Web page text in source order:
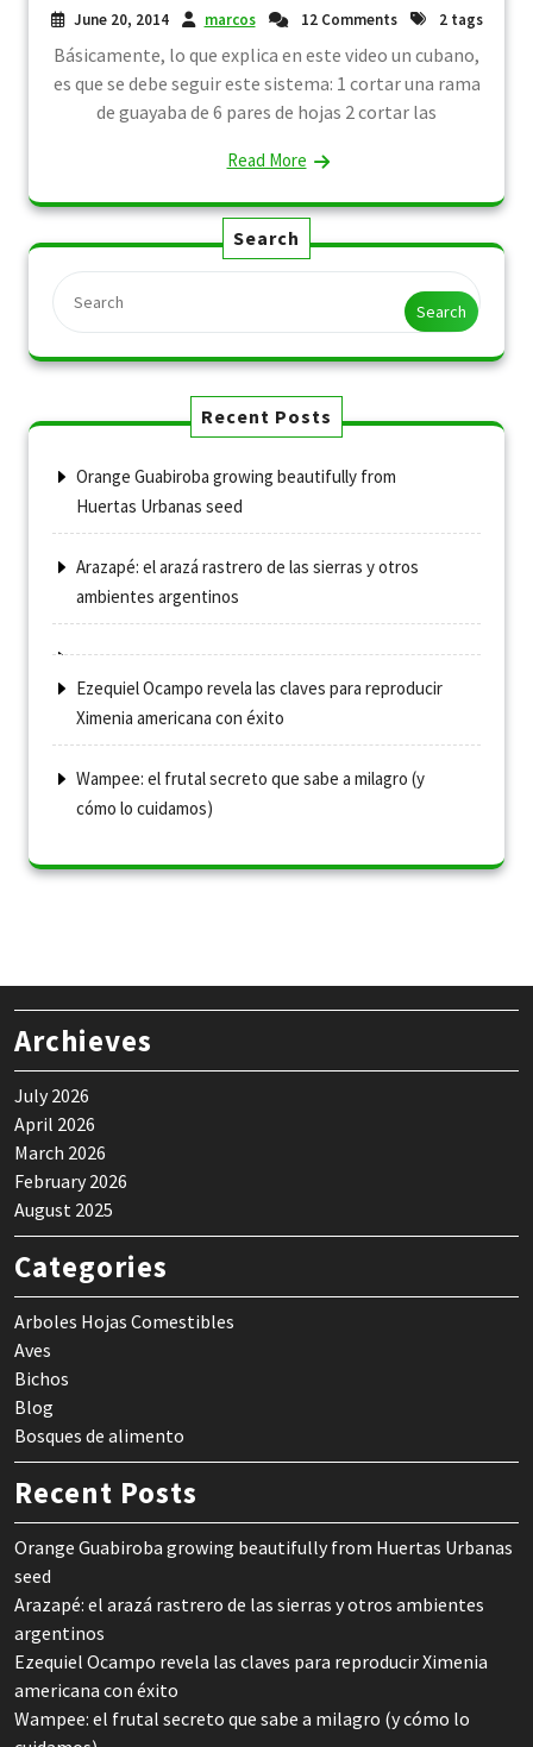
June 20, 2014 marcos 12 Comments 2 tags
Básicamente, lo que explica en este video un cubano,
es que se debe seguir este sistema: 1 cortar una rama
de guayaba de 6 pares de hojas 2 cortar las
Read More
Search
Search
Recent Posts
Orange Guabiroba growing beautifully from
Huertas Urbanas seed
Arazapé: el arazá rastrero de las sierras y otros
ambientes argentinos
Ezequiel Ocampo revela las claves para reproducir
Ximenia americana con éxito
Wampee: el frutal secreto que sabe a milagro (y
cómo lo cuidamos)
Archieves
July 2026
April 2026
March 2026
February 2026
August 2025
Categories
Arboles Hojas Comestibles
Aves
Bichos
Blog
Bosques de alimento
Recent Posts
Orange Guabiroba growing beautifully from Huertas Urbanas
seed
Arazapé: el arazá rastrero de las sierras y otros ambientes
argentinos
Ezequiel Ocampo revela las claves para reproducir Ximenia
americana con éxito
Wampee: el frutal secreto que sabe a milagro (y cómo lo